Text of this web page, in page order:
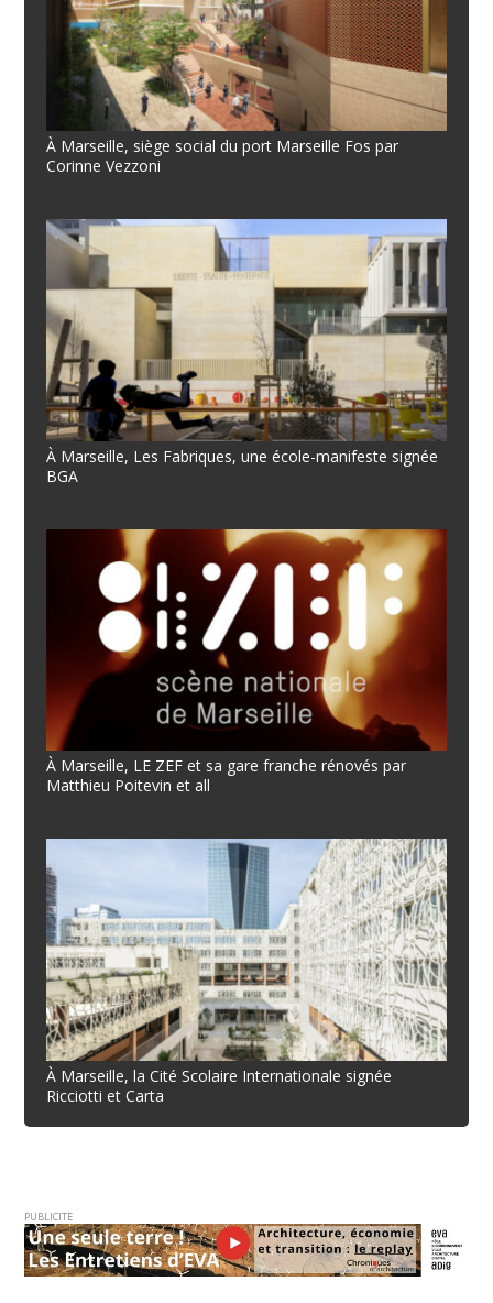
À Marseille, siège social du port Marseille Fos par
Corinne Vezzoni
À Marseille, Les Fabriques, une école-manifeste signée
BGA
À Marseille, LE ZEF et sa gare franche rénovés par
Matthieu Poitevin et all
À Marseille, la Cité Scolaire Internationale signée
Ricciotti et Carta
PUBLICITE